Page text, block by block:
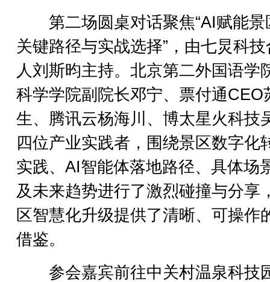
第二场圆桌对话聚焦“AI赋能景
关键路径与实战选择”，由七炅科
人刘斯昀主持。北京第二外国语学
科学学院副院长邓宁、票付通CEO
生、腾讯云杨海川、博太星火科技
四位产业实践者，围绕景区数字化
实践、AI智能体落地路径、具体场
及未来趋势进行了激烈碰撞与分享
区智慧化升级提供了清晰、可操作
借鉴。
参会嘉宾前往中关村温泉科技